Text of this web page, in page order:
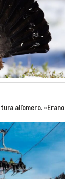
all’omero. «Erano